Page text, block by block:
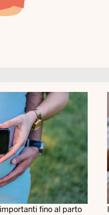
fino al parto